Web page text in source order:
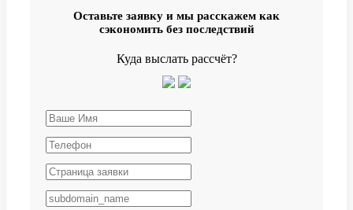
Оставьте заявку и мы расскажем как
сэкономить без последствий
Куда выслать рассчёт?